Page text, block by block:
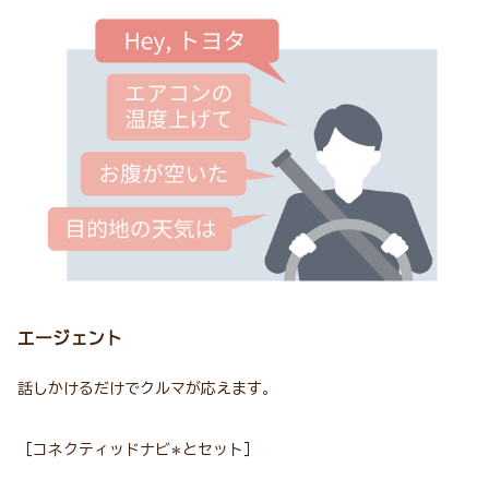
エージェント
話しかけるだけでクルマが応えます。
［コネクティッドナビ＊ とセット］